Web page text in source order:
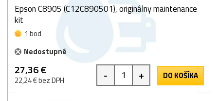
Epson C8905 (C12C890501), originálny maintenance
kit
1 bod
Nedostupné
27,36 €
22,24 € bez DPH - + DO KOŠÍKA